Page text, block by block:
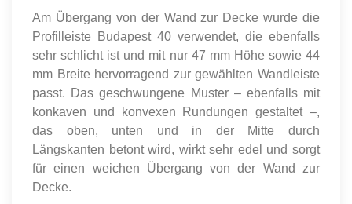
Am Übergang von der Wand zur Decke wurde die
Profilleiste Budapest 40 verwendet, die ebenfalls
sehr schlicht ist und mit nur 47 mm Höhe sowie 44
mm Breite hervorragend zur gewählten Wandleiste
passt. Das geschwungene Muster – ebenfalls mit
konkaven und konvexen Rundungen gestaltet –,
das oben, unten und in der Mitte durch
Längskanten betont wird, wirkt sehr edel und sorgt
für einen weichen Übergang von der Wand zur
Decke.